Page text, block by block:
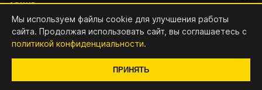
Мы используем файлы cookie для улучшения работы
сайта. Продолжая использовать сайт, вы соглашаетесь с
политикой конфиденциальности.
ПРИНЯТЬ
АРХИВ
АККРЕДИТАЦИЯ
КОНТАКТЫ
x4.digital